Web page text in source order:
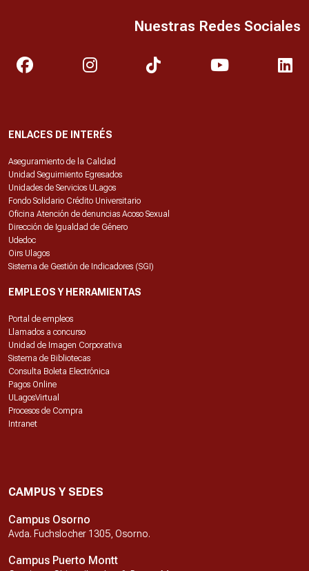
ENLACES DE INTERÉS
Aseguramiento de la Calidad
Unidad Seguimiento Egresados
Unidades de Servicios ULagos
Fondo Solidario Crédito Universitario
Oficina Atención de denuncias Acoso Sexual
Dirección de Igualdad de Género
Udedoc
Oirs Ulagos
Sistema de Gestión de Indicadores (SGI)
EMPLEOS Y HERRAMIENTAS
Portal de empleos
Llamados a concurso
Unidad de Imagen Corporativa
Sistema de Bibliotecas
Consulta Boleta Electrónica
Pagos Online
ULagosVirtual
Procesos de Compra
Intranet
CAMPUS Y SEDES
Campus Osorno
Avda. Fuchslocher 1305, Osorno.
Campus Puerto Montt
Nuestras Redes Sociales